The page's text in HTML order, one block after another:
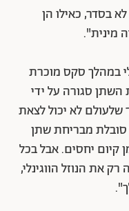
בסדר, כאילו הן
מינית".
במהלך סקס מוכרת
סגורה על ידי
לא יכול לצאת
מבריחת שתן
קיום יחסים. אבל בכל
את הנוזל הווגינלי,